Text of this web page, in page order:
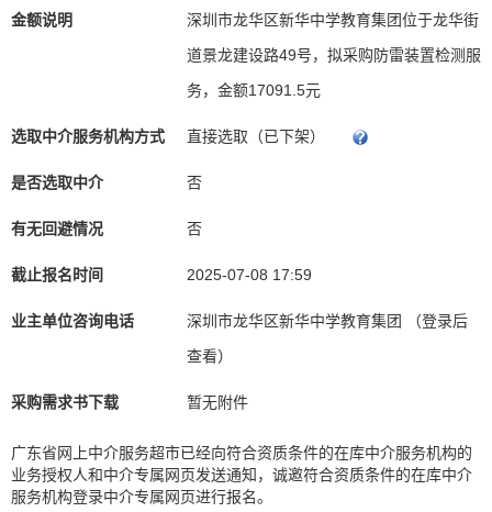
金额说明
深圳市龙华区新华中学教育集团位于龙华街
道景龙建设路49号，拟采购防雷装置检测服
务，金额17091.5元
选取中介服务机构方式 直接选取（已下架）
是否选取中介 否
有无回避情况 否
截止报名时间 2025-07-08 17:59
业主单位咨询电话
深圳市龙华区新华中学教育集团 （登录后
查看）
采购需求书下载 暂无附件
广东省网上中介服务超市已经向符合资质条件的在库中介服务机构的
业务授权人和中介专属网页发送通知，诚邀符合资质条件的在库中介
服务机构登录中介专属网页进行报名。